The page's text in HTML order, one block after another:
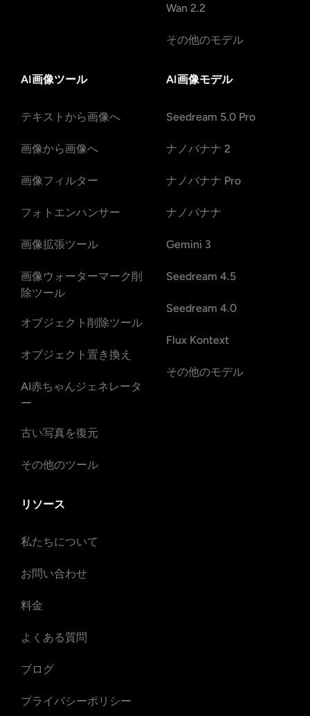
Wan 2.2
その他のモデル
AI画像ツール
テキストから画像へ
画像から画像へ
画像フィルター
フォトエンハンサー
画像拡張ツール
画像ウォーターマーク削
除ツール
オブジェクト削除ツール
オブジェクト置き換え
AI赤ちゃんジェネレータ
ー
古い写真を復元
その他のツール
AI画像モデル
Seedream 5.0 Pro
ナノバナナ 2
ナノバナナ Pro
ナノバナナ
Gemini 3
Seedream 4.5
Seedream 4.0
Flux Kontext
その他のモデル
リソース
私たちについて
お問い合わせ
料金
よくある質問
ブログ
プライバシーポリシー